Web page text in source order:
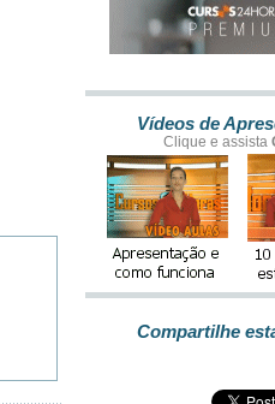
Vídeos de
Clique e assista
Compartilhe